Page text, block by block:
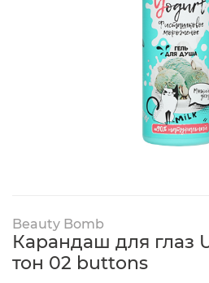
Beauty Bomb
Карандаш для глаз
тон 02 buttons